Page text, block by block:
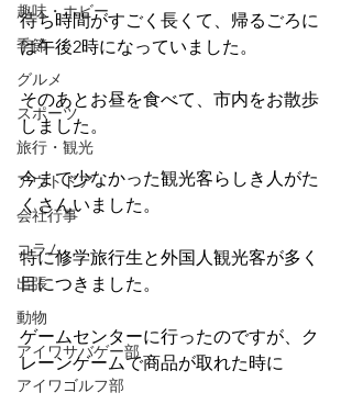
趣味・ホビー
季節
グルメ
スポーツ
旅行・観光
アウトドア
会社行事
コラム
出張
動物
アイワサバゲー部
アイワゴルフ部
待ち時間がすごく長くて、帰るごろに
は午後2時になっていました。
そのあとお昼を食べて、市内をお散歩
しました。
今まで少なかった観光客らしき人がた
くさんいました。
特に修学旅行生と外国人観光客が多く
目につきました。
ゲームセンターに行ったのですが、ク
レーンゲームで商品が取れた時に